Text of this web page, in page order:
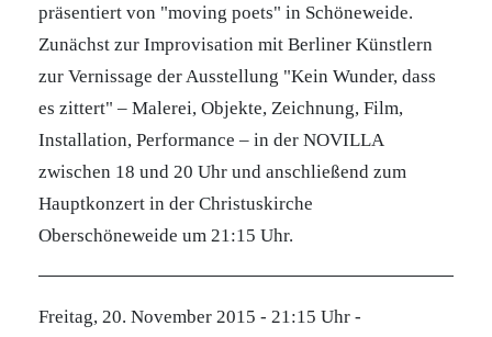
präsentiert von "moving poets" in Schöneweide.
Zunächst zur Improvisation mit Berliner Künstlern
zur Vernissage der Ausstellung "Kein Wunder, dass
es zittert" – Malerei, Objekte, Zeichnung, Film,
Installation, Performance – in der NOVILLA
zwischen 18 und 20 Uhr und anschließend zum
Hauptkonzert in der Christuskirche
Oberschöneweide um 21:15 Uhr.
Freitag, 20. November 2015 - 21:15 Uhr -